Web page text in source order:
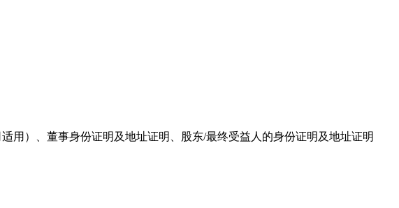
用）、董事身份证明及地址证明、股东/最终受益人的身份证明及地址证明